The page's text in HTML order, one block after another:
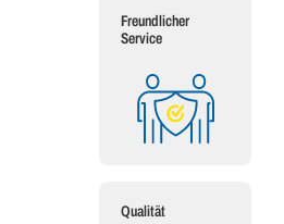
Freundlicher
Service
Qualität